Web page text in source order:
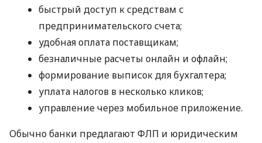
быстрый доступ к средствам с
предпринимательского счета;
удобная оплата поставщикам;
безналичные расчеты онлайн и офлайн;
формирование выписок для бухгалтера;
уплата налогов в несколько кликов;
управление через мобильное приложение.
Обычно банки предлагают ФЛП и юридическим